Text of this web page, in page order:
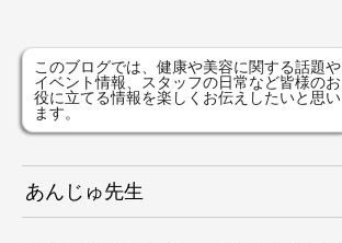
このブログでは、健康や美容に関する話題や
イベント情報、スタッフの日常など皆様のお
役に立てる情報を楽しくお伝えしたいと思い
ます。
あんじゅ先生